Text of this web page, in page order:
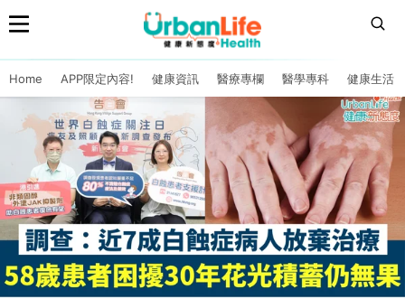
Home APP限定內容! 健康資訊 醫療專欄 醫學專科 健康生活